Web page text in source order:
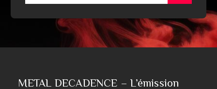
METAL DECADENCE – L’émission